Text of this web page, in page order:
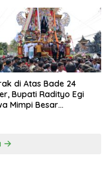
di Atas Bade 24
Bupati Radityo Egi
Mimpi Besar